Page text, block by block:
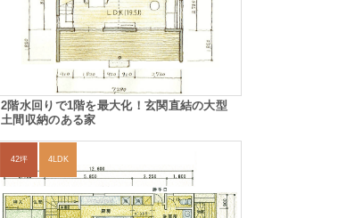
2階水回りで1階を最大化！玄関直結の大型
土間収納のある家
42坪 4LDK